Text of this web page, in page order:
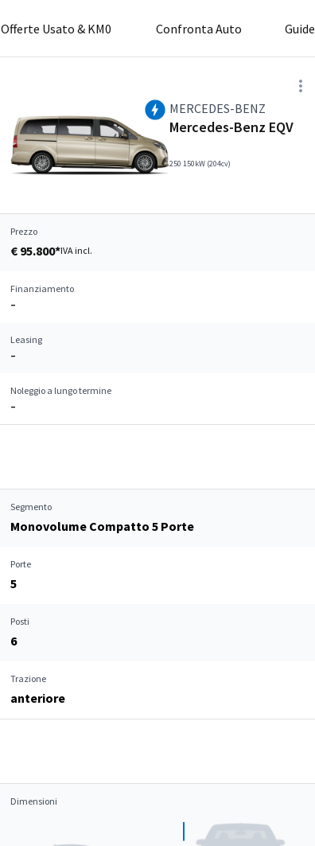
Offerte Usato & KM0 Confronta Auto Guide
MERCEDES-BENZ
Mercedes-Benz EQV
250 150kW (204cv)
Prezzo
€ 95.800*IVA incl.
Finanziamento
–
Leasing
–
Noleggio a lungo termine
–
Segmento
Monovolume Compatto 5 Porte
Porte
5
Posti
6
Trazione
anteriore
Dimensioni